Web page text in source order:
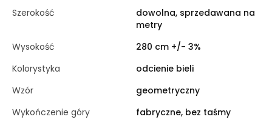
Szerokość
dowolna, sprzedawana na
metry
Wysokość
280 cm +/- 3%
Kolorystyka
odcienie bieli
Wzór
geometryczny
Wykończenie góry
fabryczne, bez taśmy